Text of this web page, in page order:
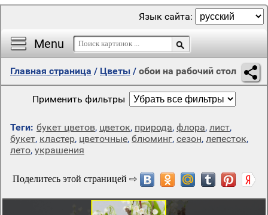
Menu
Язык сайта:
Главная страница / Цветы / обои на рабочий стол
Применить фильтры
Теги: букет цветов, цветок, природа, флора, лист,
букет, кластер, цветочные, блюминг, сезон, лепесток,
лето, украшения